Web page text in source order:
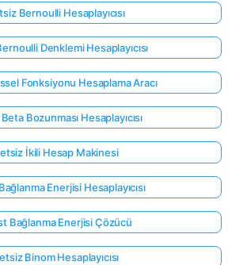
Bernoulli Hesaplayıcısı
Denklemi Hesaplayıcısı
Fonksiyonu Hesaplama Aracı
Bozunması Hesaplayıcısı
İkili Hesap Makinesi
Enerjisi Hesaplayıcısı
Bağlanma Enerjisi Çözücü
Binom Hesaplayıcısı